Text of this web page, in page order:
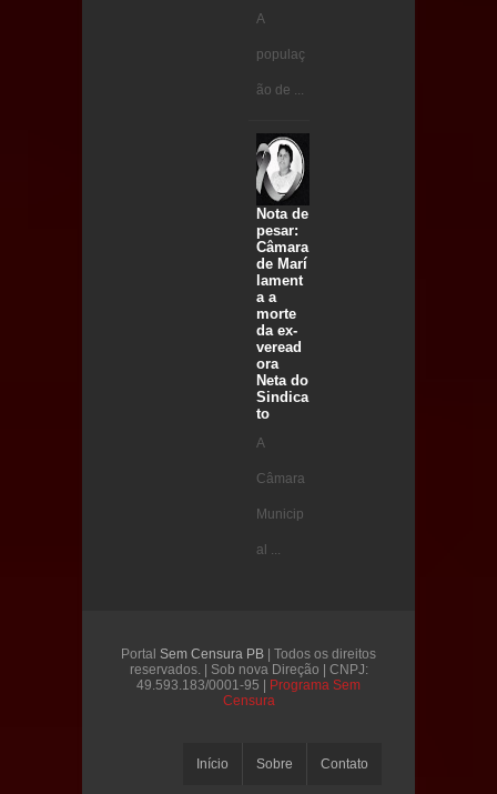
A
populaç
ão de ...
Nota de
pesar:
Câmara
de Marí
lament
a a
morte
da ex-
veread
ora
Neta do
Sindica
to
A
Câmara
Municip
al ...
Portal Sem Censura PB | Todos os direitos
reservados. | Sob nova Direção | CNPJ:
49.593.183/0001-95 | Programa Sem
Censura
Início Sobre Contato